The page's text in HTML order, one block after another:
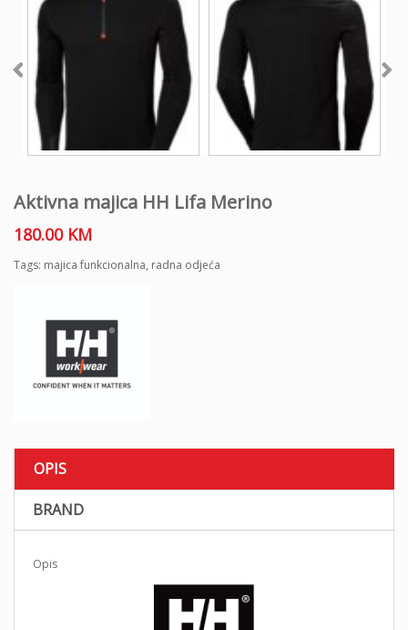
Aktivna majica HH Lifa Merino
180.00 KM
Tags: majica funkcionalna, radna odjeća
OPIS
BRAND
Opis